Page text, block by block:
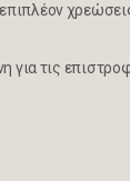
για τις